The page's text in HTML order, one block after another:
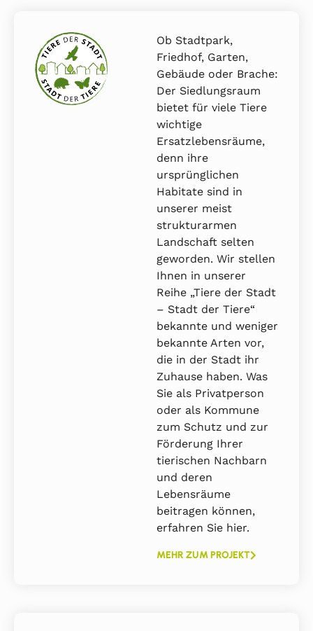
Ob Stadtpark,
Friedhof, Garten,
Gebäude oder Brache:
Der Siedlungsraum
bietet für viele Tiere
wichtige
Ersatzlebensräume,
denn ihre
ursprünglichen
Habitate sind in
unserer meist
strukturarmen
Landschaft selten
geworden. Wir stellen
Ihnen in unserer
Reihe „Tiere der Stadt
– Stadt der Tiere“
bekannte und weniger
bekannte Arten vor,
die in der Stadt ihr
Zuhause haben. Was
Sie als Privatperson
oder als Kommune
zum Schutz und zur
Förderung Ihrer
tierischen Nachbarn
und deren
Lebensräume
beitragen können,
erfahren Sie hier.
MEHR ZUM PROJEKT